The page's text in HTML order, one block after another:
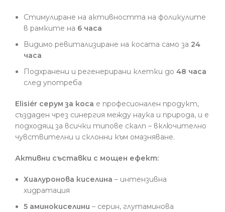
Стимулиране на активността на фоликулите
в рамките на 6 часа
Видимо ревитализиране на косата само за 24
часа
Подхранени и регенерирани клетки до 48 часа
след употреба
Elisiér серум за коса е професионален продукт,
създаден чрез синергия между наука и природа, и е
подходящ за всички типове скалп – включително
чувствителни и склонни към омазняване.
Активни съставки с мощен ефект:
Хиалуронова киселина – интензивна
хидратация
5 аминокиселини – серин, глутаминова